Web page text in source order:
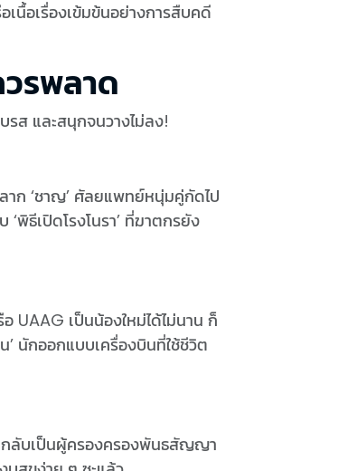
นื้อเรื่องเข้มข้นอย่างการสืบคดี
รพลาด
รส และสนุกจนวางไม่ลง!
ลาก ‘ชาญ’ ศัลยแพทย์หนุ่มคู่กัดไป
ธีเปิดโรงโนรา’ ที่ฆาตกรยัง
UAAG เป็นน้องใหม่ได้ไม่นาน ก็
นักออกแบบเครื่องบินที่ใช้ชีวิต
กลับเป็นผู้ครองครองพันธสัญญา